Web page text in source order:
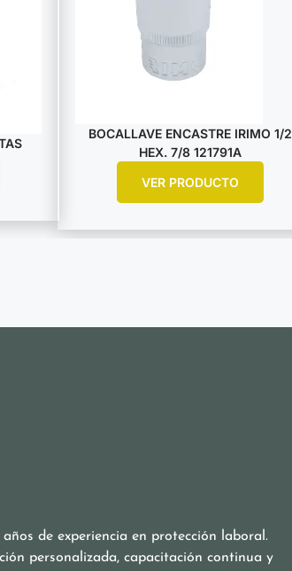
BOCALLAVE ENCASTRE IRIMO 1/2
HEX. 7/8 121791A
VER PRODUCTO
de experiencia en protección laboral.
personalizada, capacitación continua y